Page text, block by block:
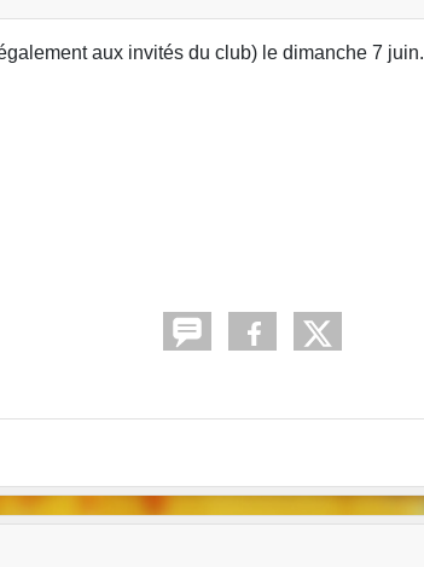
aux invités du club) le dimanche 7 juin.